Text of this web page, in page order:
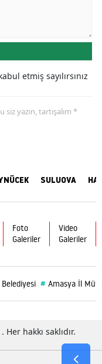
etmiş sayılırsınız
yazın, tartışalım *
SULUOVA
Foto
Galeriler
Video
Galeriler
# Amasya İl
hakkı saklıdır.